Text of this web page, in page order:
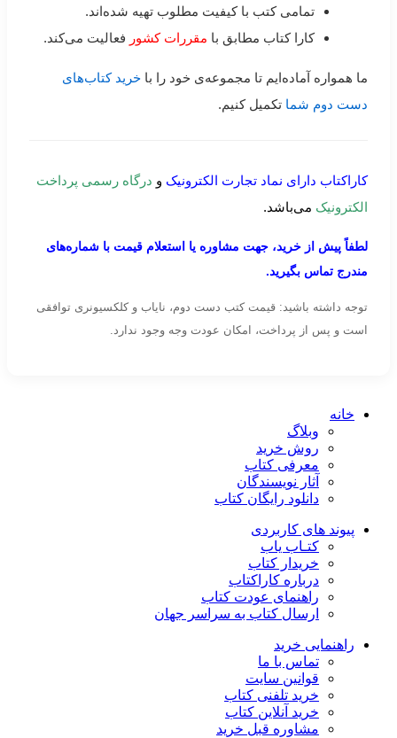
تمامی کتب با کیفیت مطلوب تهیه شده‌اند.
کارا کتاب مطابق با مقررات کشور فعالیت می‌کند.
ما همواره آماده‌ایم تا مجموعه‌ی خود را با خرید کتاب‌های
دست دوم شما تکمیل کنیم.
کاراکتاب دارای نماد تجارت الکترونیک و درگاه رسمی پرداخت
الکترونیک می‌باشد.
لطفاً پیش از خرید، جهت مشاوره یا استعلام قیمت با شماره‌های
مندرج تماس بگیرید.
توجه داشته باشید: قیمت کتب دست دوم، نایاب و کلکسیونری توافقی
است و پس از پرداخت، امکان عودت وجه وجود ندارد.
خانه
وبلاگ
روش خرید
معرفی کتاب
آثار نویسندگان
دانلود رایگان کتاب
پیوند های کاربردی
کتـاب یاب
خریدار کتاب
درباره کاراکتاب
راهنمای عودت کتاب
ارسال کتاب به سراسر جهان
راهنمایی خرید
تماس با ما
قوانین سایت
خرید تلفنی کتاب
خرید آنلاین کتاب
مشاوره قبل خرید